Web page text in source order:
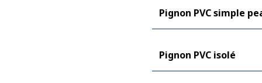
Pignon PVC simple
Pignon PVC isolé